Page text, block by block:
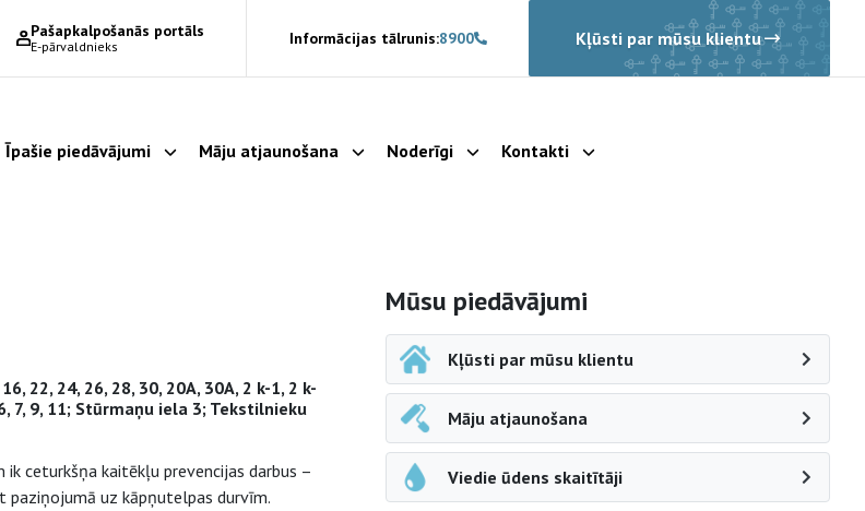
Pašapkalpošanās portāls
E-pārvaldnieks Informācijas tālrunis:8900 Kļūsti par mūsu klientu
apakšizvēlni
Īpašie piedāvājumi Parādīt apakšizvēlni
Māju atjaunošana Parādīt apakšizvēlni
Noderīgi Parādīt apakšizvēlni
Kontakti Parādīt apakšizvēlni
22, 24, 26, 28, 30, 20A, 30A, 2 k-1, 2 k-
7, 9, 11; Stūrmaņu iela 3; Tekstilnieku
ik ceturkšņa kaitēkļu prevencijas darbus –
paziņojumā uz kāpņutelpas durvīm.
Sāna navigācija
Mūsu piedāvājumi
Kļūsti par mūsu klientu
Māju atjaunošana
Viedie ūdens skaitītāji